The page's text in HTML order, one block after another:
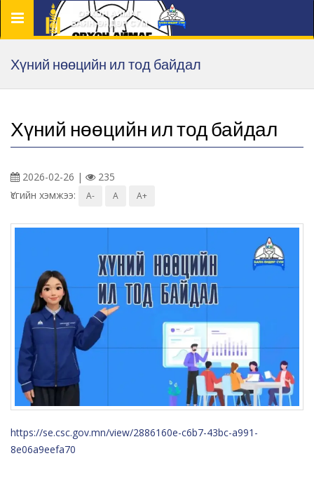
Цэс
Хүний нөөцийн ил тод байдал
Хүний нөөцийн ил тод байдал
2026-02-26 |
235
Үсгийн хэмжээ:
A- A A+
https://se.csc.gov.mn/view/2886160e-c6b7-43bc-a991-
8e06a9eefa70